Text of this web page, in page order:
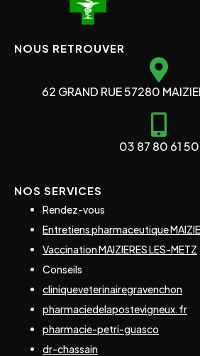
NOUS RETROUVER
62 GRAND RUE 57280
03 87 80 61 50
NOS SERVICES
Rendez-vous
Entretiens pharmaceutique
Vaccination MAIZIERES LES-METZ
Conseils
cliniqueveterinairegravenchon
pharmaciedelapostevigneux.fr
pharmacie-petri-guasco
dr-chassain